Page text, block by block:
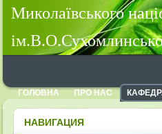
Миколаївського
ГОЛОВНА ПРО НАС КАФЕДРА
НАВИГАЦИЯ